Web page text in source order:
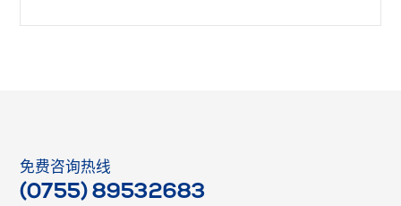
免费咨询热线
(0755) 89532683